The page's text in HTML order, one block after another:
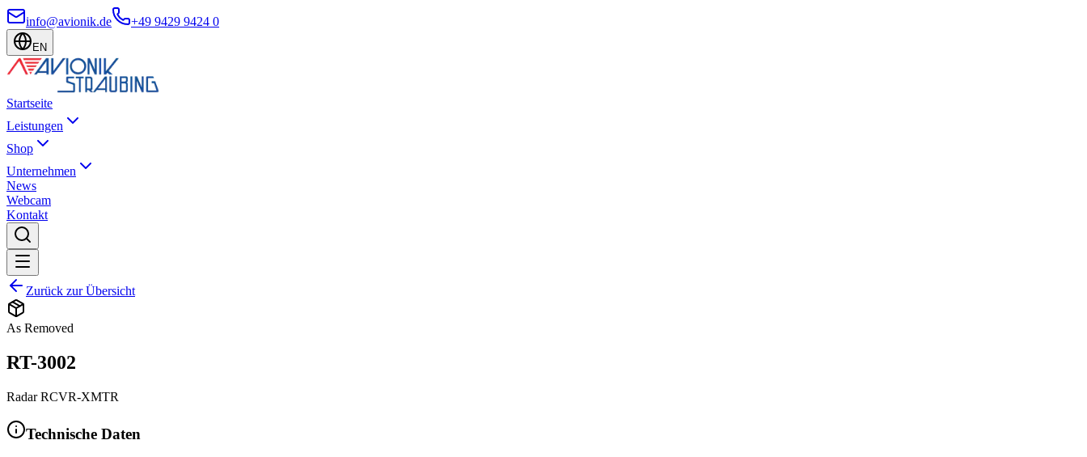
info@avionik.de +49 9429 9424 0
EN
Startseite
Leistungen
Shop
Unternehmen
News
Webcam
Kontakt
Zurück zur Übersicht
As Removed
RT-3002
Radar RCVR-XMTR
Technische Daten